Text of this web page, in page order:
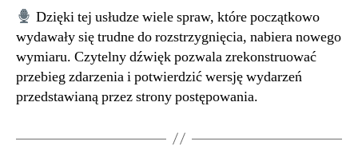
Dzięki tej usłudze wiele spraw, które początkowo
wydawały się trudne do rozstrzygnięcia, nabiera nowego
wymiaru. Czytelny dźwięk pozwala zrekonstruować
przebieg zdarzenia i potwierdzić wersję wydarzeń
przedstawianą przez strony postępowania.